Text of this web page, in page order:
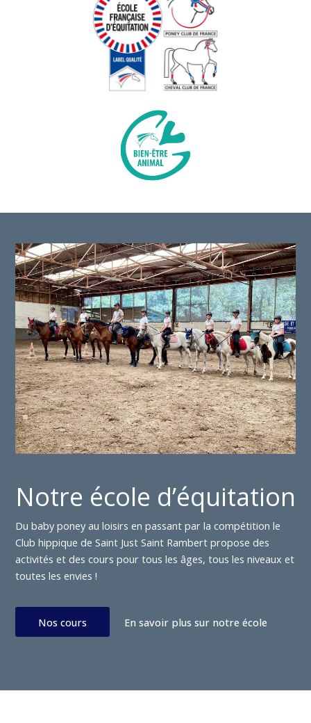
Notre école d’équitation
Du baby poney au loisirs en passant par la compétition le
Club hippique de Saint Just Saint Rambert propose des
activités et des cours pour tous les âges, tous les niveaux et
toutes les envies !
Nos cours En savoir plus sur notre école